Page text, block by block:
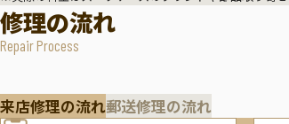
修理の流れ
Repair Process
来店修理の流れ郵送修理の流れ